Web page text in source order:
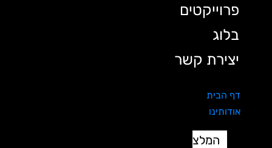
פרוייקטים
בלוג
יצירת קשר
דף הבית
אודותינו
המלצות